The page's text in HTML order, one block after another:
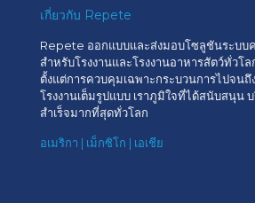
เกี่ยวกับ Repete
Repete ออกแบบและส่งมอบโซลูชันระบบ
สำหรับโรงงานและโรงงานอาหารสัตว์ทั่วโล
ตั้งแต่การควบคุมเฉพาะกระบวนการไปจน
โรงงานเต็มรูปแบบ เราภูมิใจที่ได้สนับสนุน
สำเร็จมากที่สุดทั่วโลก
อเมริกา | เม็กซิโก | เอเชีย